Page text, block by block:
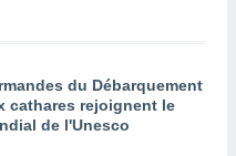
du Débarquement
cathares rejoignent le
de l'Unesco